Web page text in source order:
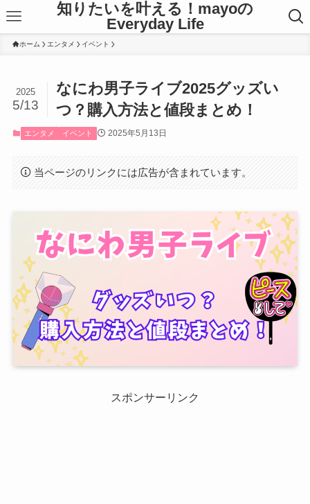
知りたいを叶える！mayoの
Everyday Life
ホーム エンタメ イベント
なにわ男子ライブ2025グッズい
つ？購入方法と値段まとめ！
2025
5/13
エンタメ イベント 2025年5月13日
当ページのリンクには広告が含まれています。
スポンサーリンク